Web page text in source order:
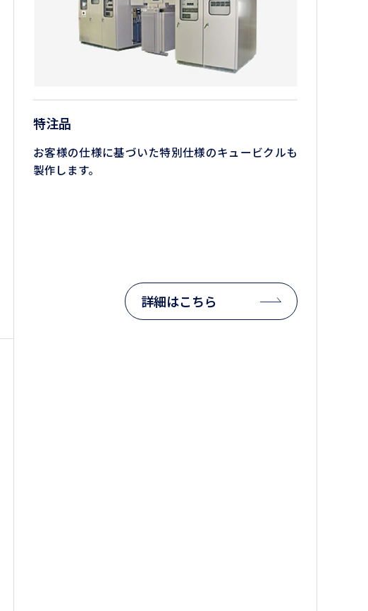
特注品
お客様の仕様に基づいた特別仕様のキュービクルも
製作します。
詳細はこちら